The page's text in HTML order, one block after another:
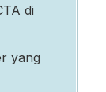
di
yang